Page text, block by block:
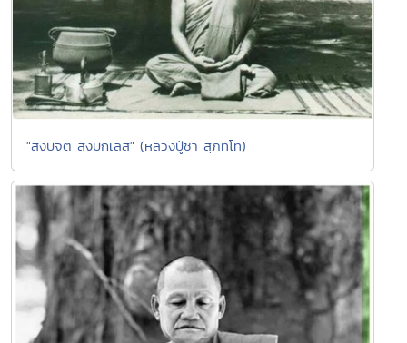
"สงบจิต สงบกิเลส" (หลวงปู่ชา สุภัทโท)